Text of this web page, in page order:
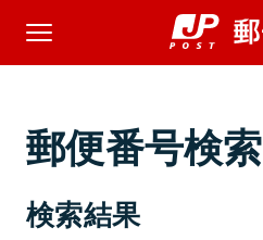
郵便番号検索
検索結果